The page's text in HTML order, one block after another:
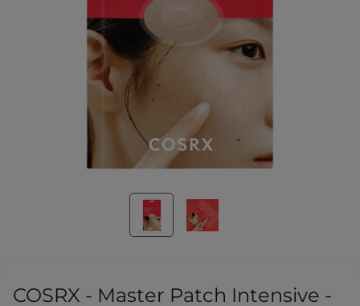
COSRX - Master Patch Intensive -